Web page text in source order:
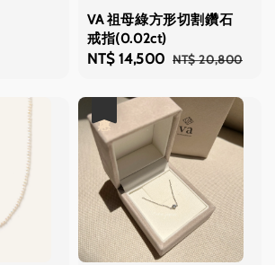
VA 祖母綠方形切割鑽石
戒指(0.02ct)
Sale
NT$ 14,500 Regular
NT$ 20,800